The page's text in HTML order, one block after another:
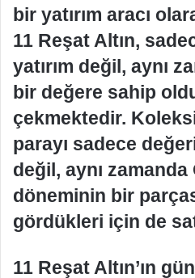
bir yatırım aracı
11 Reşat Altın,
yatırım değil, aynı
bir değere sahip
çekmektedir.
parayı sadece
değil, aynı zamanda
döneminin bir
gördükleri için de
11 Reşat Altın’ın